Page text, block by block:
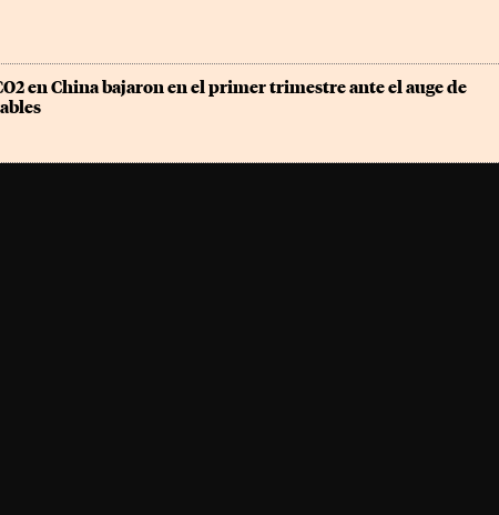
en China bajaron en el primer trimestre ante el auge de